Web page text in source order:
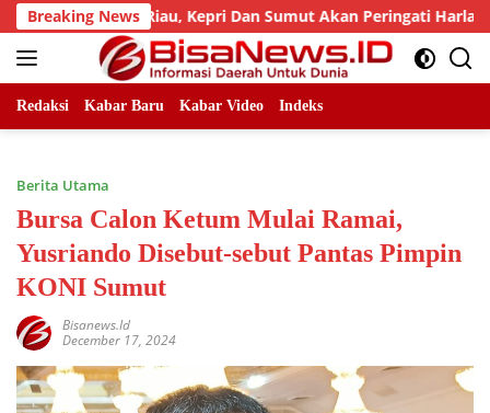
Skip
to
content
Breaking News
Riau, Kepri Dan Sumut Akan Peringati Harlah Ke-25
Redaksi Kabar Baru Kabar Video Indeks
Berita Utama
Bursa Calon Ketum Mulai Ramai,
Yusriando Disebut-sebut Pantas Pimpin
KONI Sumut
Bisanews.id
December 17, 2024